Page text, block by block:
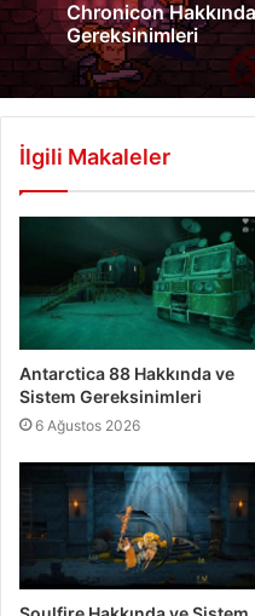
Chronicon
Gereksinimleri
İlgili Makaleler
Antarctica 88 Hakkında ve
Sistem Gereksinimleri
6 Ağustos 2026